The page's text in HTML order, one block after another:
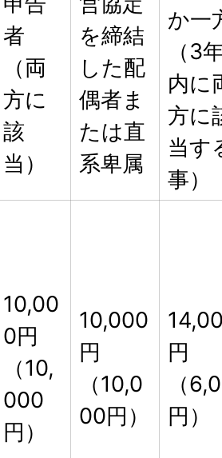
者
（両
方に
該
当）
を締結
した配
偶者ま
たは直
系卑属
か一
（3
内に
方に
当す
事）
10,00
0円
（10,
000
円）
10,000
円
（10,0
00円）
円
（
円）